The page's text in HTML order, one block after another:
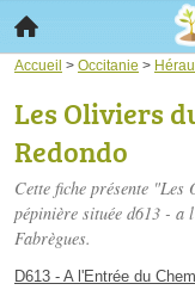
Accueil > Occitanie >
Les Oliviers
Redondo
Cette fiche présente
pépinière située d613 - a
Fabrègues.
D613 - A l'Entrée du